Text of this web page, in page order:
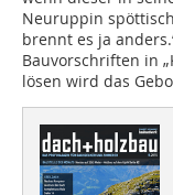
Neuruppin
brennt es ja
Bauvorschriften in
lösen wird das